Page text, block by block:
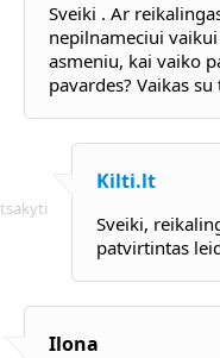
Sveiki . Ar
nepilnameciui
asmeniu, kai vaiko
pavardes? Vaikas
Kilti.lt
Sveiki,
patvirtintas
Ilona